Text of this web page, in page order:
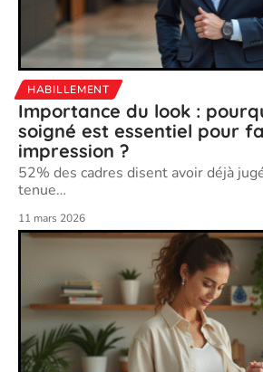
HABILLEMENT
Importance du look :
soigné est essentiel pour
impression ?
52% des cadres disent avoir déjà
tenue…
11 mars 2026